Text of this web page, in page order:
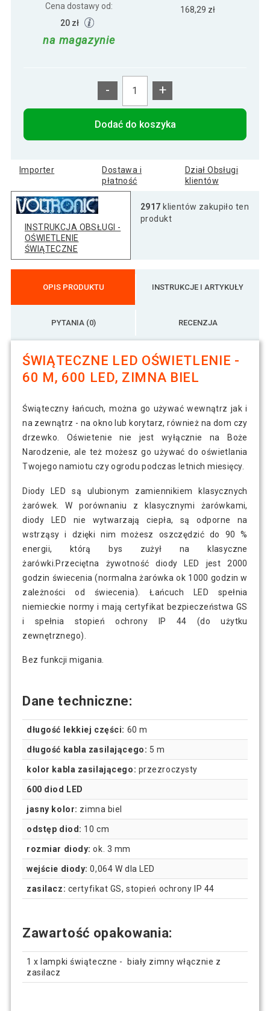
Cena dostawy od:
20 zł
na magazynie
168,29 zł
- +
Dodać do koszyka
Importer
Dostawa i
płatność
Dział Obsługi
klientów
INSTRUKCJA OBSŁUGI -
OŚWIETLENIE
ŚWIĄTECZNE
2917 klientów zakupiło ten
produkt
OPIS PRODUKTU INSTRUKCJE I ARTYKUŁY
PYTANIA (0) RECENZJA
ŚWIĄTECZNE LED OŚWIETLENIE -
60 M, 600 LED, ZIMNA BIEL
Świąteczny łańcuch, można go używać wewnątrz jak i
na zewnątrz - na okno lub korytarz, również na dom czy
drzewko. Oświetenie nie jest wyłącznie na Boże
Narodzenie, ale też możesz go używać do oświetlania
Twojego namiotu czy ogrodu podczas letnich miesięcy.
Diody LED są ulubionym zamiennikiem klasycznych
żarówek. W porównaniu z klasycznymi żarówkami,
diody LED nie wytwarzają ciepła, są odporne na
wstrząsy i dzięki nim możesz oszczędzić do 90 %
energii, którą bys zużył na klasyczne
żarówki.Przeciętna żywotność diody LED jest 2000
godzin świecenia (normalna żarówka ok 1000 godzin w
zależności od świecenia). Łańcuch LED spełnia
niemieckie normy i mają certyfikat bezpieczeństwa GS
i spełnia stopień ochrony IP 44 (do użytku
zewnętrznego).
Bez funkcji migania.
Dane techniczne:
długość lekkiej części: 60 m
długość kabla zasilającego: 5 m
kolor kabla zasilającego: przezroczysty
600 diod LED
jasny kolor: zimna biel
odstęp diod: 10 cm
rozmiar diody: ok. 3 mm
wejście diody: 0,064 W dla LED
zasilacz: certyfikat GS, stopień ochrony IP 44
Zawartość opakowania:
1 x lampki świąteczne - biały zimny włącznie z
zasilacz